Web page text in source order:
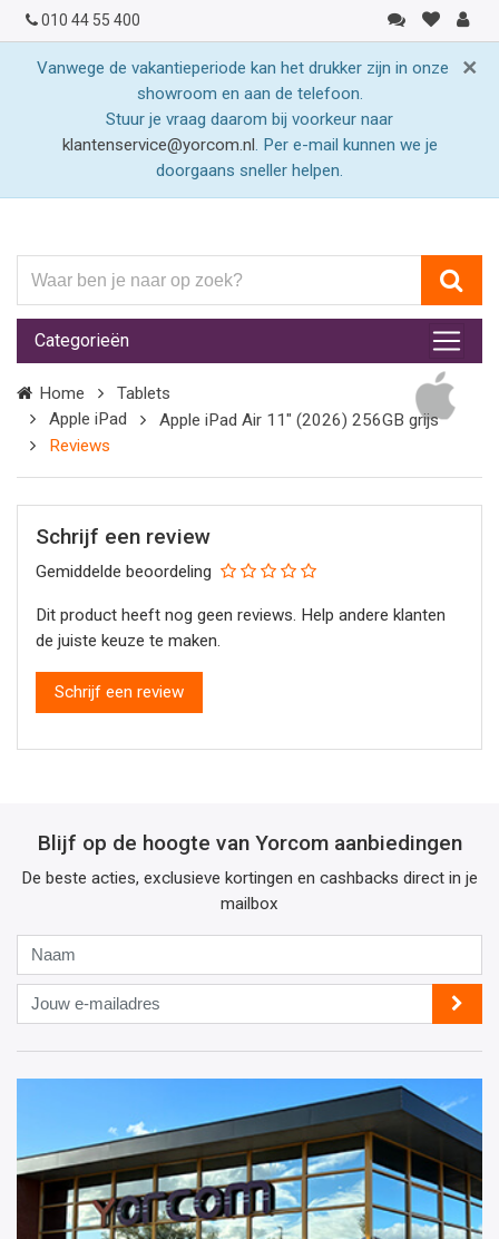
010 44 55 400
×
Vanwege de vakantieperiode kan het drukker zijn in onze
showroom en aan de telefoon.
Stuur je vraag daarom bij voorkeur naar
klantenservice@yorcom.nl. Per e-mail kunnen we je
doorgaans sneller helpen.
ben
je
naar
op
zoek?
Categorieën
Home
Tablets
Apple iPad
Apple iPad Air 11" (2026) 256GB grijs
Reviews
Schrijf een review
Gemiddelde beoordeling
Dit product heeft nog geen reviews. Help andere klanten
de juiste keuze te maken.
Schrijf een review
Blijf op de hoogte van Yorcom aanbiedingen
De beste acties, exclusieve kortingen en cashbacks direct in je
mailbox
Jouw
e-
mailadres